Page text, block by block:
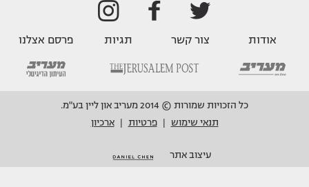
אודות צור קשר תגיות פרסם אצלנו
כל הזכויות שמורות © 2014 מעריב און ליין בע"מ.
תנאי שימוש
פרטיות ארכיון
עיצוב אתר